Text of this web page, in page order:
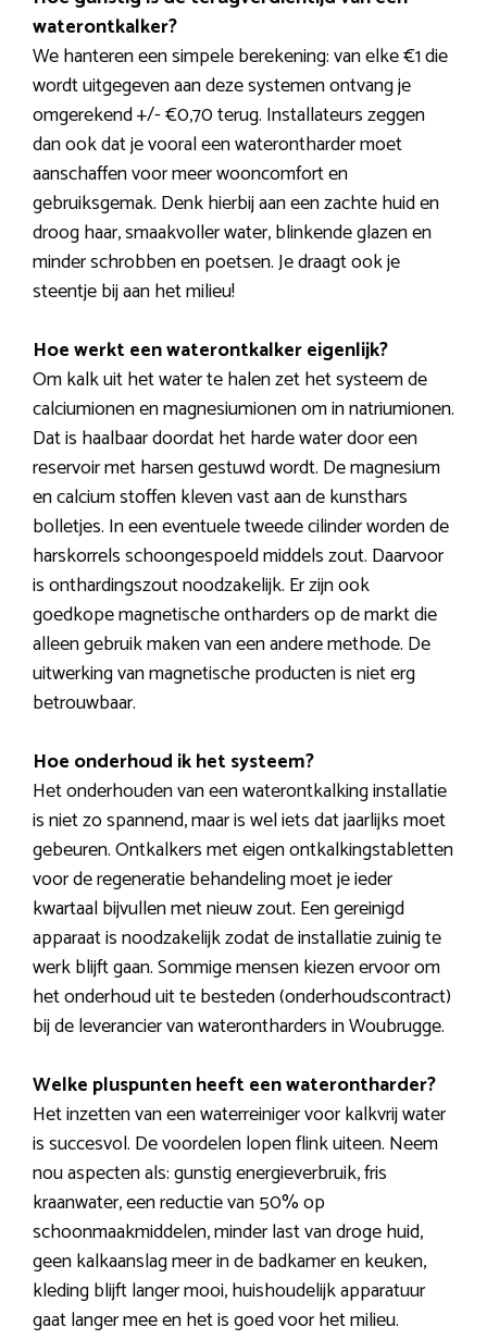
waterontkalker?
We hanteren een simpele berekening: van elke €1 die
wordt uitgegeven aan deze systemen ontvang je
omgerekend +/- €0,70 terug. Installateurs zeggen
dan ook dat je vooral een waterontharder moet
aanschaffen voor meer wooncomfort en
gebruiksgemak. Denk hierbij aan een zachte huid en
droog haar, smaakvoller water, blinkende glazen en
minder schrobben en poetsen. Je draagt ook je
steentje bij aan het milieu!
Hoe werkt een waterontkalker eigenlijk?
Om kalk uit het water te halen zet het systeem de
calciumionen en magnesiumionen om in natriumionen.
Dat is haalbaar doordat het harde water door een
reservoir met harsen gestuwd wordt. De magnesium
en calcium stoffen kleven vast aan de kunsthars
bolletjes. In een eventuele tweede cilinder worden de
harskorrels schoongespoeld middels zout. Daarvoor
is onthardingszout noodzakelijk. Er zijn ook
goedkope magnetische ontharders op de markt die
alleen gebruik maken van een andere methode. De
uitwerking van magnetische producten is niet erg
betrouwbaar.
Hoe onderhoud ik het systeem?
Het onderhouden van een waterontkalking installatie
is niet zo spannend, maar is wel iets dat jaarlijks moet
gebeuren. Ontkalkers met eigen ontkalkingstabletten
voor de regeneratie behandeling moet je ieder
kwartaal bijvullen met nieuw zout. Een gereinigd
apparaat is noodzakelijk zodat de installatie zuinig te
werk blijft gaan. Sommige mensen kiezen ervoor om
het onderhoud uit te besteden (onderhoudscontract)
bij de leverancier van waterontharders in Woubrugge.
Welke pluspunten heeft een waterontharder?
Het inzetten van een waterreiniger voor kalkvrij water
is succesvol. De voordelen lopen flink uiteen. Neem
nou aspecten als: gunstig energieverbruik, fris
kraanwater, een reductie van 50% op
schoonmaakmiddelen, minder last van droge huid,
geen kalkaanslag meer in de badkamer en keuken,
kleding blijft langer mooi, huishoudelijk apparatuur
gaat langer mee en het is goed voor het milieu.